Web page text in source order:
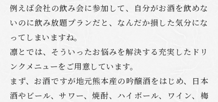
例えば会社の飲み会に参加して、自分がお酒を飲めな
いのに飲み放題プランだと、なんだか損した気分にな
ってしまいますね。
凛とでは、そういったお悩みを解決する充実したドリ
ンクメニューをご用意しています。
まず、お酒ですが地元熊本産の吟醸酒をはじめ、日本
酒やビール、サワー、焼酎、ハイボール、ワイン、梅